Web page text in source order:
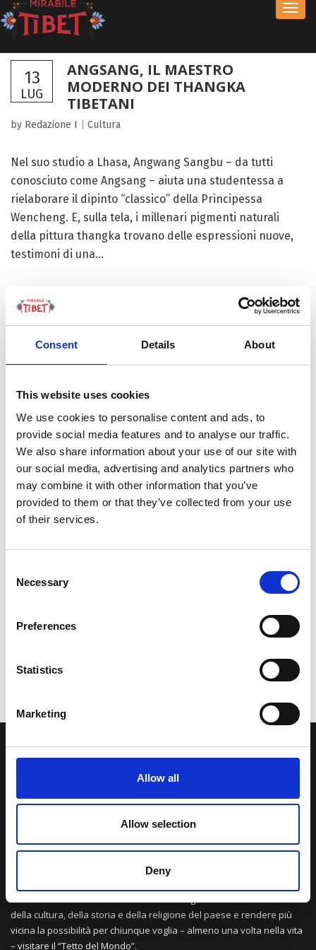
Consent Details About
This website uses cookies
We use cookies to personalise content and ads, to
provide social media features and to analyse our traffic.
We also share information about your use of our site with
our social media, advertising and analytics partners who
may combine it with other information that you’ve
provided to them or that they’ve collected from your use
of their services.
Selection
Necessary
Preferences
Statistics
Marketing
Allow all
Allow selection
Deny
13
LUG
ANGSANG, IL MAESTRO
MODERNO DEI THANGKA
TIBETANI
by Redazione I Cultura
Nel suo studio a Lhasa, Angwang Sangbu – da tutti
conosciuto come Angsang – aiuta una studentessa a
rielaborare il dipinto “classico” della Principessa
Wencheng. E, sulla tela, i millenari pigmenti naturali
della pittura thangka trovano delle espressioni nuove,
testimoni di una...
FOCUS TIBET
SOFFIA LO SPIRITO DI BUDDHA
LA NOSTRA MISSION
Una comunità di appassionati della cultura tibetana che hanno
avuto modo di viaggiare e conoscere questa meravigliosa regione.
paesaggi e la sua gente è capace di riempire il cuore.
Attraverso i nostri contributi cercheremo agevolare la conoscenza
della cultura, della storia e della religione del paese e rendere più
vicina la possibilità per chiunque voglia – almeno una volta nella vita
– visitare il “Tetto del Mondo”.